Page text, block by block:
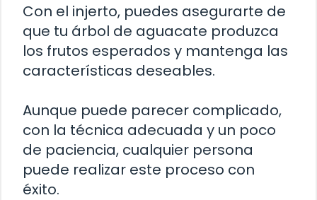
Con el injerto, puedes asegurarte de
que tu árbol de aguacate produzca
los frutos esperados y mantenga las
características deseables.
Aunque puede parecer complicado,
con la técnica adecuada y un poco
de paciencia, cualquier persona
puede realizar este proceso con
éxito.